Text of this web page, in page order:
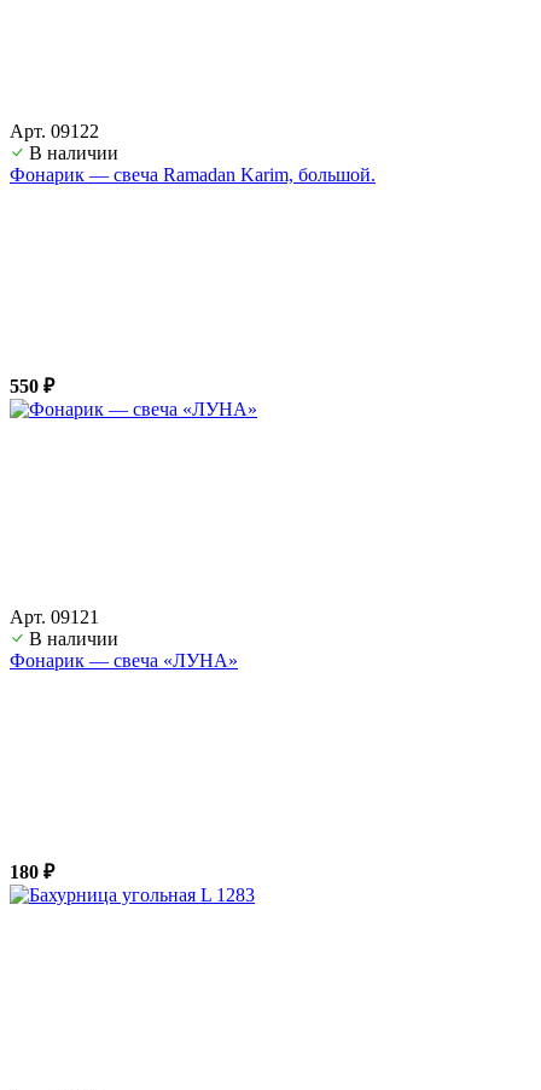
Арт. 09122
В наличии
Фонарик — свеча Ramadan Karim, большой.
550 ₽
Арт. 09121
В наличии
Фонарик — свеча «ЛУНА»
180 ₽